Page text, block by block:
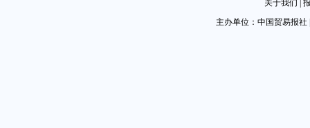
关于我们
主办单位：中国贸易报